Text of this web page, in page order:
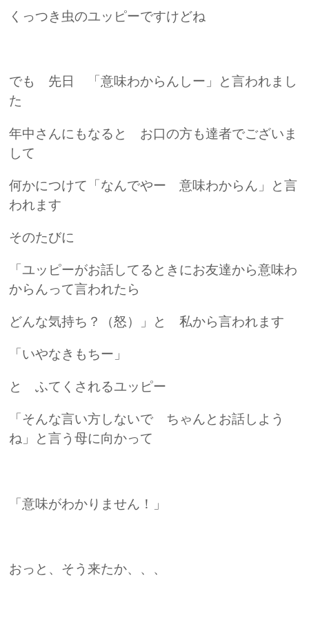
くっつき虫のユッピーですけどね
でも 先日 「意味わからんしー」と言われまし
た
年中さんにもなると お口の方も達者でございま
して
何かにつけて「なんでやー 意味わからん」と言
われます
そのたびに
「ユッピーがお話してるときにお友達から意味わ
からんって言われたら
どんな気持ち？（怒）」と 私から言われます
「いやなきもちー」
と ふてくされるユッピー
「そんな言い方しないで ちゃんとお話しよう
ね」と言う母に向かって
「意味がわかりません！」
おっと、そう来たか、、、